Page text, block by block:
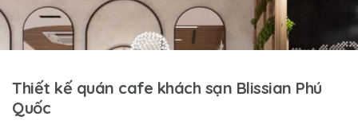
Thiết kế quán cafe khách sạn Blissian Phú
Quốc